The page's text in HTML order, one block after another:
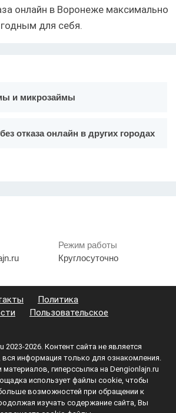
онлайн в Воронеже максимально
для себя.
и микрозаймы
отказа онлайн в других городах
Режим работы
Круглосуточно
Политика
Пользовательское
2023-2026.Контент сайта не является
информация только для ознакомления.
гиперссылка на Dengionlajn.ru
использует файлы cookie, чтобы
возможностей при обращении к
изучать содержание сайта, Вы